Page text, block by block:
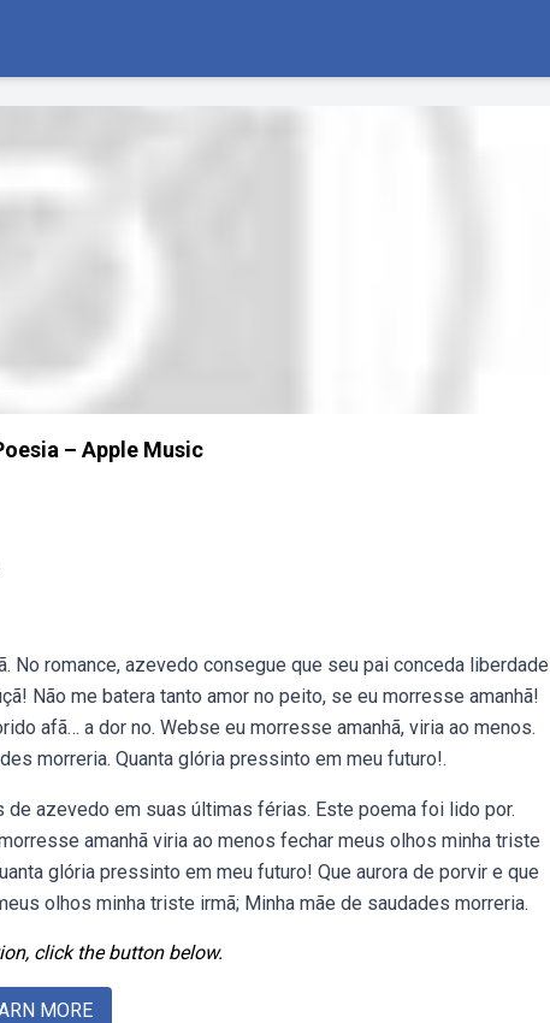
– Apple Music
romance, azevedo consegue que seu pai conceda liberdade
Não me batera tanto amor no peito, se eu morresse amanhã!
afã… a dor no. Webse eu morresse amanhã, viria ao menos.
morreria. Quanta glória pressinto em meu futuro!.
azevedo em suas últimas férias. Este poema foi lido por.
amanhã viria ao menos fechar meus olhos minha triste
glória pressinto em meu futuro! Que aurora de porvir e que
olhos minha triste irmã; Minha mãe de saudades morreria.
click the button below.
MORE